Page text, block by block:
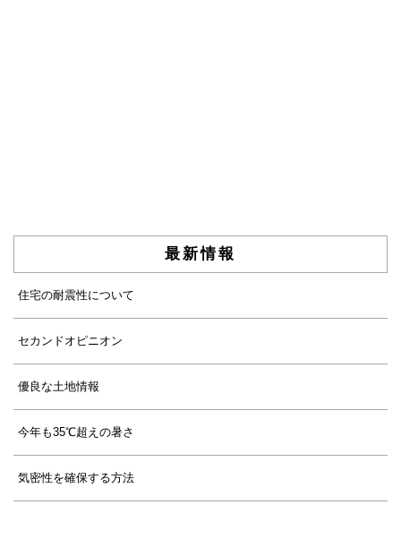
最新情報
住宅の耐震性について
セカンドオピニオン
優良な土地情報
今年も35℃超えの暑さ
気密性を確保する方法